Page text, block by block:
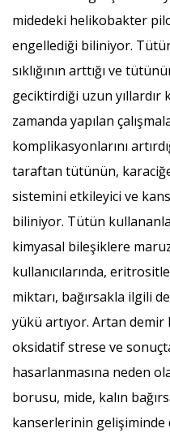
midedeki helikobakter
engellediği biliniyor.
sıklığının arttığı ve
geciktirdiği uzun yıllardır
zamanda yapılan
komplikasyonlarını
taraftan tütünün,
sistemini etkileyici ve
biliniyor. Tütün
kimyasal bileşiklere
kullanıcılarında,
miktarı, bağırsakla ilgili
yükü artıyor. Artan
oksidatif strese ve
hasarlanmasına neden
borusu, mide, kalın
kanserlerinin